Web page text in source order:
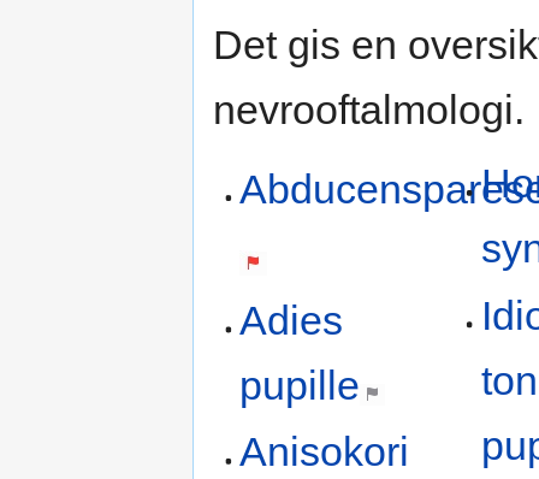
Det gis en
nevrooftalmologi.
Adies
pupille
Anisokori